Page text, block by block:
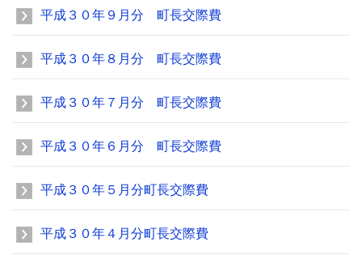
平成３０年９月分 町長交際費
平成３０年８月分 町長交際費
平成３０年７月分 町長交際費
平成３０年６月分 町長交際費
平成３０年５月分町長交際費
平成３０年４月分町長交際費